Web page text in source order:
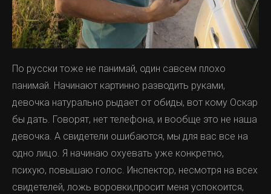
По русски тоже не панимай, один савсем плохо
панимай. Начинают картинно разводить руками,
девочка натурально рыдает от обиды, вот кому Оскар
бы дать. Говорят, нет телефона, и вообще это не наша
девочка. А свидетели ошибаются, мы для вас все на
одно лицо. Я начинаю охуевать уже конкретно,
психую, повышаю голос. Инспектор, несмотря на всех
свидетелей, ложь воровки,просит меня успокоится,